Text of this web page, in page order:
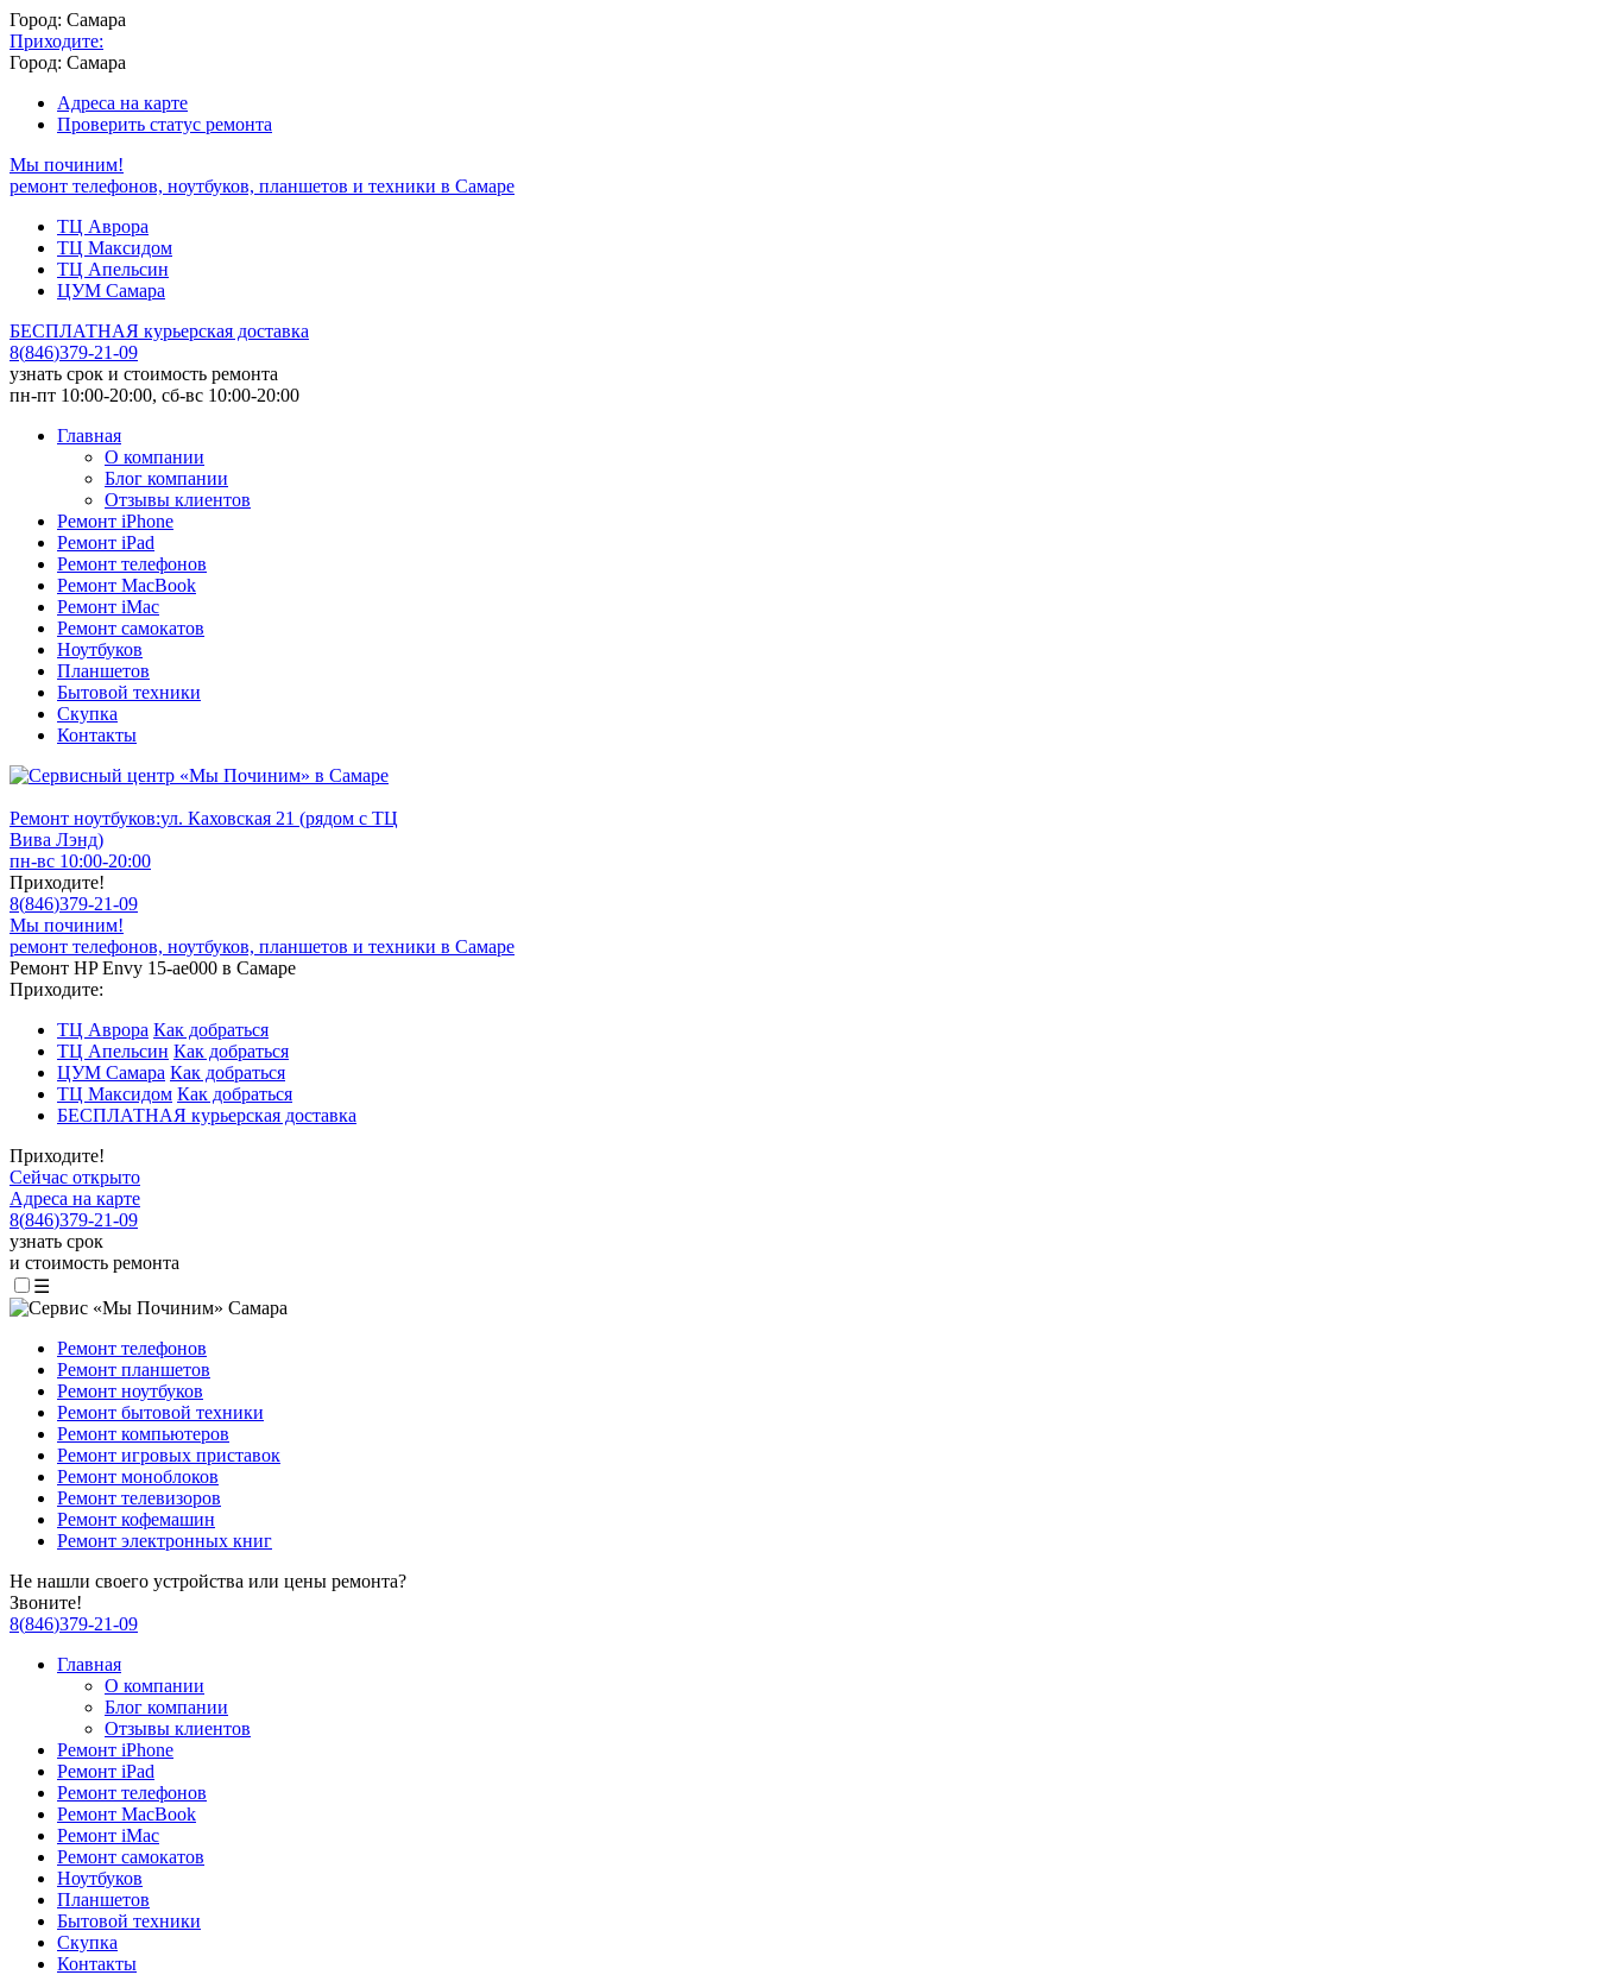
Город: Самара
Приходите:
Город: Самара
Адреса на карте
Проверить статус ремонта
Мы починим!
ремонт телефонов, ноутбуков, планшетов и техники в Самаре
ТЦ Аврора
ТЦ Максидом
ТЦ Апельсин
ЦУМ Самара
БЕСПЛАТНАЯ курьерская доставка
8(846)379-21-09
узнать срок и стоимость ремонта
пн-пт 10:00-20:00, сб-вс 10:00-20:00
Главная
О компании
Блог компании
Отзывы клиентов
Ремонт iPhone
Ремонт iPad
Ремонт телефонов
Ремонт MacBook
Ремонт iMac
Ремонт самокатов
Ноутбуков
Планшетов
Бытовой техники
Скупка
Контакты
Ремонт ноутбуков:ул. Каховская 21 (рядом с ТЦ
Вива Лэнд)
пн-вс 10:00-20:00
Приходите!
8(846)379-21-09
Мы починим!
ремонт телефонов, ноутбуков, планшетов и техники в Самаре
Ремонт HP Envy 15-ae000 в Самаре
Приходите:
ТЦ Аврора Как добраться
ТЦ Апельсин Как добраться
ЦУМ Самара Как добраться
ТЦ Максидом Как добраться
БЕСПЛАТНАЯ курьерская доставка
Приходите!
Сейчас открыто
Адреса на карте
8(846)379-21-09
узнать срок
и стоимость ремонта
☰
Ремонт телефонов
Ремонт планшетов
Ремонт ноутбуков
Ремонт бытовой техники
Ремонт компьютеров
Ремонт игровых приставок
Ремонт моноблоков
Ремонт телевизоров
Ремонт кофемашин
Ремонт электронных книг
Не нашли своего устройства или цены ремонта?
Звоните!
8(846)379-21-09
Главная
О компании
Блог компании
Отзывы клиентов
Ремонт iPhone
Ремонт iPad
Ремонт телефонов
Ремонт MacBook
Ремонт iMac
Ремонт самокатов
Ноутбуков
Планшетов
Бытовой техники
Скупка
Контакты